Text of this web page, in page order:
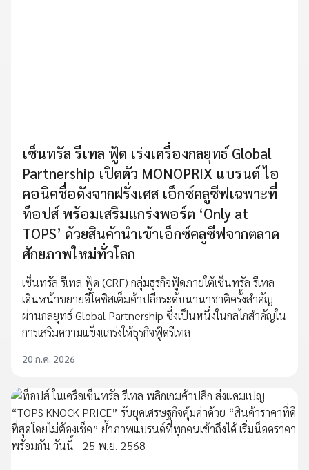
เซ็นทรัล รีเทล ฟู้ด เร่งเครื่องกลยุทธ์ Global
Partnership เปิดตัว MONOPRIX แบรนด์ ไอ
คอนิคชื่อดังจากฝรั่งเศส เอ็กซ์คลูซีฟเฉพาะที่
ท็อปส์ พร้อมเสริมแกร่งพอร์ต ‘Only at
TOPS’ ด้วยสินค้านำเข้าเอ็กซ์คลูซีฟจากตลาด
ศักยภาพใหม่ทั่วโลก
เซ็นทรัล รีเทล ฟู้ด (CRF) กลุ่มธุรกิจฟู้ดภายใต้เซ็นทรัล รีเทล
เดินหน้าขยายอีโคซิสเต็มค้าปลีกระดับนานาชาติครั้งสำคัญ
ผ่านกลยุทธ์ Global Partnership ซึ่งเป็นหนึ่งในกลไกสำคัญใน
การเสริมความแข็งแกร่งให้ธุรกิจฟู้ดรีเทล
20 ก.ค. 2026